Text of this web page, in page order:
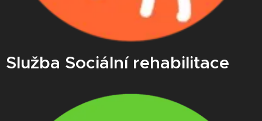
Služba Sociální rehabilitace